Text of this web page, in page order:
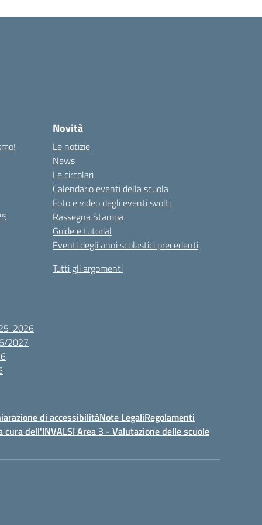
2026
2027
Novità
Le notizie
News
Le circolari
Calendario eventi della scuola
Foto e video degli eventi svolti
Rassegna Stampa
Guide e tutorial
Eventi degli anni scolastici precedenti
Tutti gli argomenti
di accessibilitàNote LegaliRegolamenti
cura dell'INVALSI Area 3 - Valutazione delle scuole